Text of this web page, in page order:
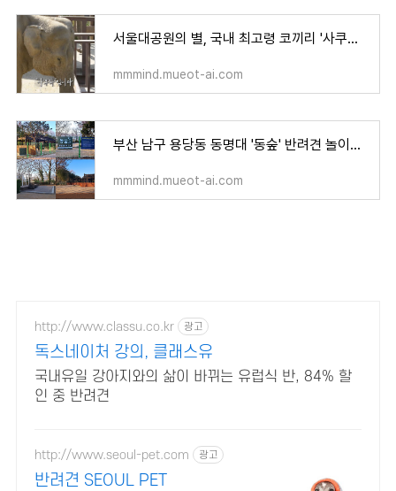
서울대공원의 별, 국내 최고령 코끼리 '사쿠라'를 기리며
mmmind.mueot-ai.com
부산 남구 용당동 동명대 '동숲' 반려견 놀이터 위치와 시설현황 알아보기!
mmmind.mueot-ai.com
http://www.classu.co.kr 광고
독스네이처 강의, 클래스유
국내유일 강아지와의 삶이 바뀌는 유럽식 반, 84% 할
인 중 반려견
http://www.seoul-pet.com 광고
반려견 SEOUL PET